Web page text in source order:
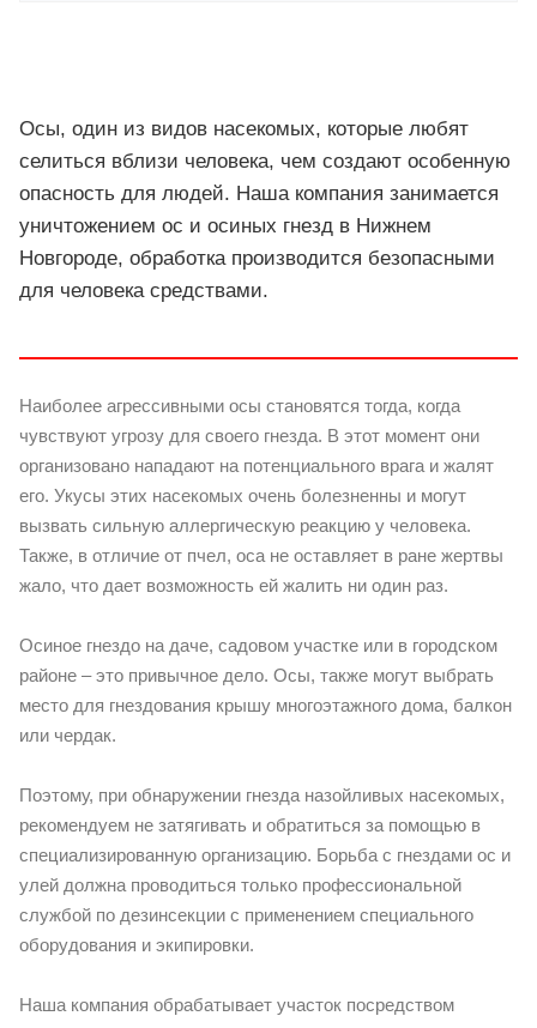
Осы, один из видов насекомых, которые любят
селиться вблизи человека, чем создают особенную
опасность для людей. Наша компания занимается
уничтожением ос и осиных гнезд в Нижнем
Новгороде, обработка производится безопасными
для человека средствами.
Наиболее агрессивными осы становятся тогда, когда
чувствуют угрозу для своего гнезда. В этот момент они
организовано нападают на потенциального врага и жалят
его. Укусы этих насекомых очень болезненны и могут
вызвать сильную аллергическую реакцию у человека.
Также, в отличие от пчел, оса не оставляет в ране жертвы
жало, что дает возможность ей жалить ни один раз.
Осиное гнездо на даче, садовом участке или в городском
районе – это привычное дело. Осы, также могут выбрать
место для гнездования крышу многоэтажного дома, балкон
или чердак.
Поэтому, при обнаружении гнезда назойливых насекомых,
рекомендуем не затягивать и обратиться за помощью в
специализированную организацию. Борьба с гнездами ос и
улей должна проводиться только профессиональной
службой по дезинсекции с применением специального
оборудования и экипировки.
Наша компания обрабатывает участок посредством